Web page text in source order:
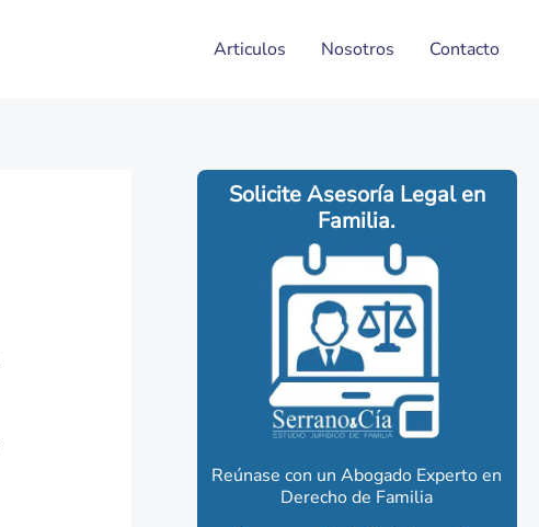
Articulos Nosotros Contacto
Solicite Asesoría Legal en
Familia.
Reúnase con un Abogado Experto en
Derecho de Familia